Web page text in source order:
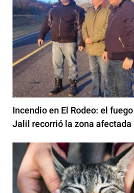
Incendio en El Rodeo: el
Jalil recorrió la zona afectada